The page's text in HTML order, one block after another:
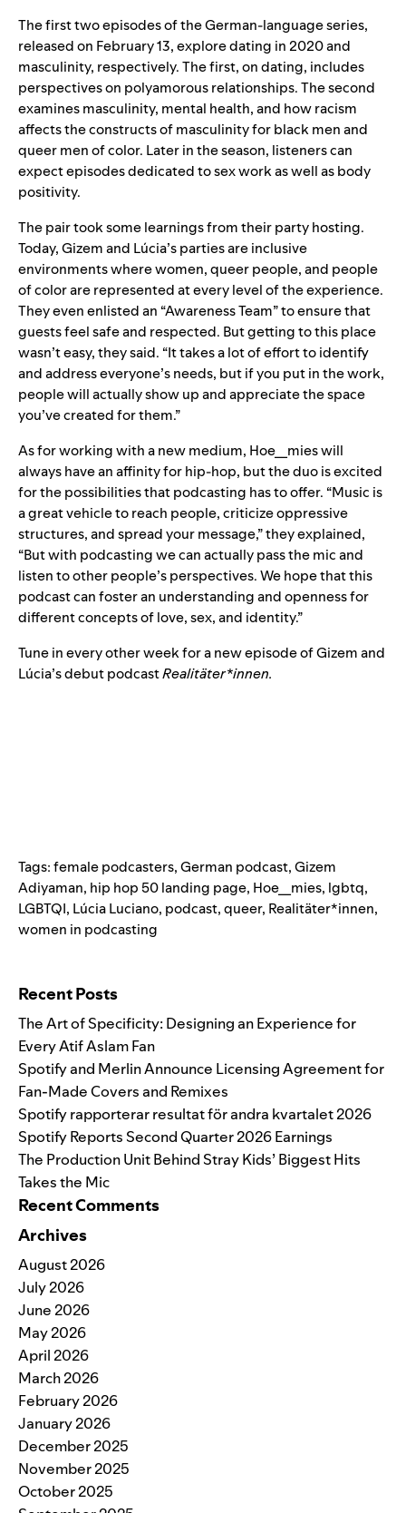
The first two episodes of the German-language series,
released on February 13, explore dating in 2020 and
masculinity, respectively. The first, on dating, includes
perspectives on polyamorous relationships. The second
examines masculinity, mental health, and how racism
affects the constructs of masculinity for black men and
queer men of color. Later in the season, listeners can
expect episodes dedicated to sex work as well as body
positivity.
The pair took some learnings from their party hosting.
Today, Gizem and Lúcia’s parties are inclusive
environments where women, queer people, and people
of color are represented at every level of the experience.
They even enlisted an “Awareness Team” to ensure that
guests feel safe and respected. But getting to this place
wasn’t easy, they said. “It takes a lot of effort to identify
and address everyone’s needs, but if you put in the work,
people will actually show up and appreciate the space
you’ve created for them.”
As for working with a new medium, Hoe__mies will
always have an affinity for hip-hop, but the duo is excited
for the possibilities that podcasting has to offer. “Music is
a great vehicle to reach people, criticize oppressive
structures, and spread your message,” they explained,
“But with podcasting we can actually pass the mic and
listen to other people’s perspectives. We hope that this
podcast can foster an understanding and openness for
different concepts of love, sex, and identity.”
Tune in every other week for a new episode of Gizem and
Lúcia’s debut podcastRealitäter*innen.
Tags:female podcasters,German podcast,Gizem
Adiyaman, hip hop 50 landing page, Hoe__mies, lgbtq,
LGBTQI, Lúcia Luciano, podcast,queer, Realitäter*innen,
women in podcasting
Recent Posts
The Art of Specificity: Designing an Experience for
Every Atif Aslam Fan
Spotify and Merlin Announce Licensing Agreement for
Fan-Made Covers and Remixes
Spotify rapporterar resultat för andra kvartalet 2026
Spotify Reports Second Quarter 2026 Earnings
The Production Unit Behind Stray Kids’ Biggest Hits
Takes the Mic
Recent Comments
Archives
August 2026
July 2026
June 2026
May 2026
April 2026
March 2026
February 2026
January 2026
December 2025
November 2025
October 2025